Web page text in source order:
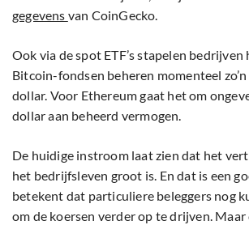
gegevens van CoinGecko.
Ook via de spot ETF’s stapelen
Bitcoin-fondsen beheren momenteel
dollar. Voor Ethereum gaat het om
dollar aan beheerd vermogen.
De huidige instroom laat zien dat het
het bedrijfsleven groot is. En dat is een
betekent dat particuliere beleggers nog
om de koersen verder op te drijven.